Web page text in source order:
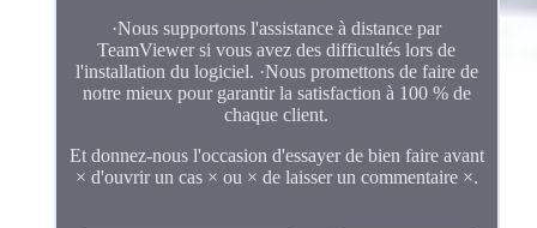
·Nous supportons l'assistance à distance par
TeamViewer si vous avez des difficultés lors de
l'installation du logiciel. ·Nous promettons de faire de
notre mieux pour garantir la satisfaction à 100 % de
chaque client.
Et donnez-nous l'occasion d'essayer de bien faire avant
× d'ouvrir un cas × ou × de laisser un commentaire ×.